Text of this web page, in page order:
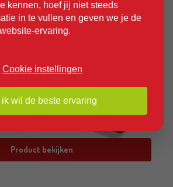
Product bekijken
kennen, hoef jij niet steeds
in te vullen en geven we je de
ervaring.
Cookie instellingen
ik wil de beste ervaring